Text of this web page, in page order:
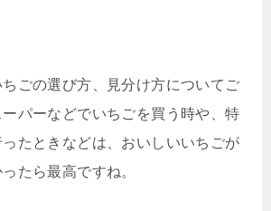
ごの選び方、見分け方についてご
パーなどでいちごを買う時や、特
たときなどは、おいしいいちごが
たら最高ですね。